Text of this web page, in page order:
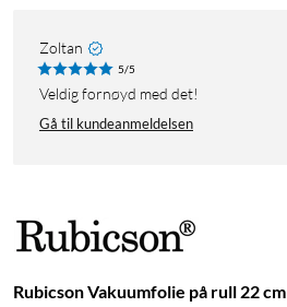
Zoltan
5/5
Veldig fornøyd med det!
Gå til kundeanmeldelsen
Rubicson Vakuumfolie på rull 22 cm